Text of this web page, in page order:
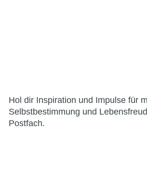
Hol dir Inspiration und Impulse für
Selbstbestimmung und
Postfach.